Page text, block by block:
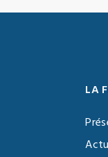
LA